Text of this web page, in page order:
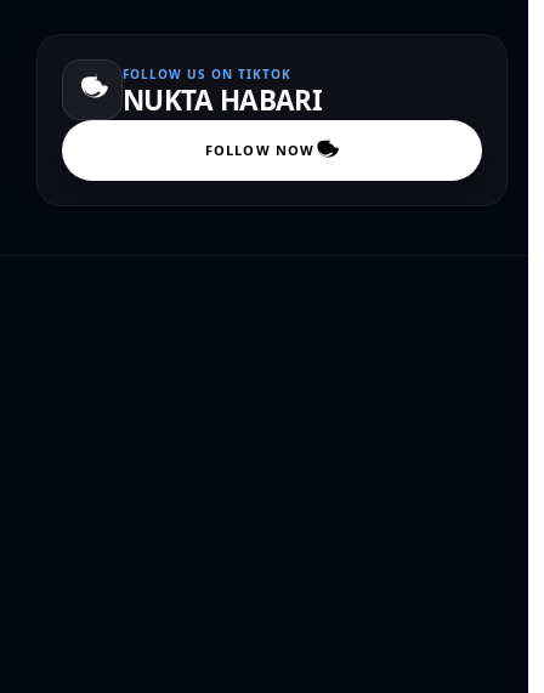
FOLLOW US ON TIKTOK
NUKTA HABARI
FOLLOW NOW